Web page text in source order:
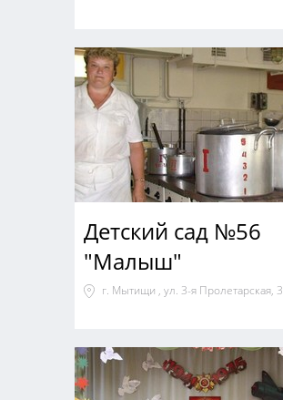
Детский сад №56
"Малыш"
г. Мытищи , ул. 3-я Пролетарская, 3